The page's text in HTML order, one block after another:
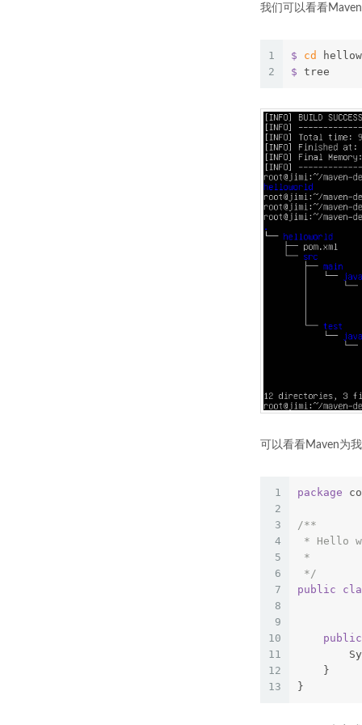
我们可以看看
1
2
$ cd
$ tree
可以看看Maven为
1
2
3
4
5
6
7
8
9
10
11
12
13
package
/**
* Hello
*
*/
public
public
    }
}